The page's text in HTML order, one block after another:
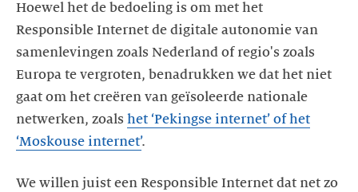
Hoewel het de bedoeling is om met het
Responsible Internet de digitale autonomie van
samenlevingen zoals Nederland of regio's zoals
Europa te vergroten, benadrukken we dat het niet
gaat om het creëren van geïsoleerde nationale
netwerken, zoals het ‘Pekingse internet’ of het
‘Moskouse internet’
We willen juist een Responsible Internet dat net zo